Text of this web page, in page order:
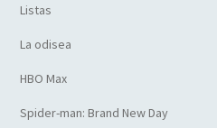
Listas
La odisea
HBO Max
Spider-man: Brand New Day